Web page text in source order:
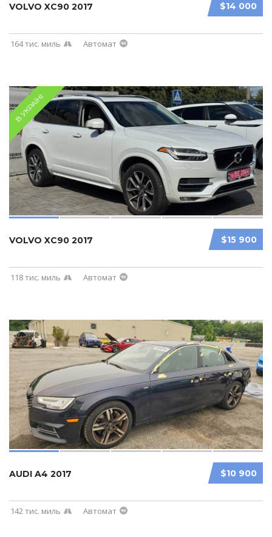
$14 000
VOLVO XC90 2017
164 тис. миль Автомат
В УКРАЇНІ
$15 900
VOLVO XC90 2017
118 тис. миль Автомат
$10 900
AUDI A4 2017
142 тис. миль Автомат